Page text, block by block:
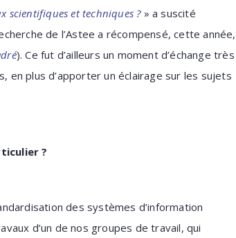
scientifiques et techniques ?» a suscité
de l’Astee a récompensé, cette année,
). Ce fut d’ailleurs un moment d’échange très
plus d’apporter un éclairage sur les sujets
?
des systèmes d’information
d’un de nos groupes de travail, qui